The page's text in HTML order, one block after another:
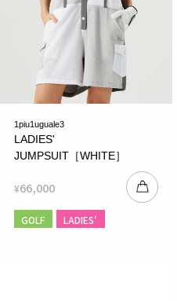
1piu1uguale3
LADIES'
JUMPSUIT［WHITE］
¥66,000
GOLF LADIES'